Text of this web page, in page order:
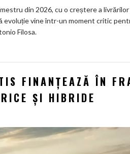
din 2026, cu o creștere a livrărilor
evoluție vine într-un moment critic
Filosa.
FINANȚEAZĂ ÎN
ȘI HIBRIDE